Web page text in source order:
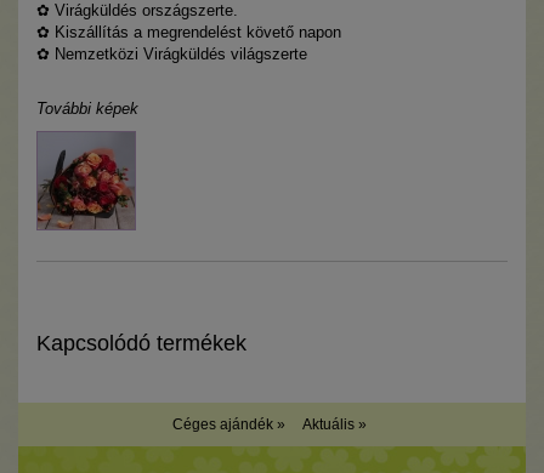
✿ Virágküldés országszerte.
✿ Kiszállítás a megrendelést követő napon
✿ Nemzetközi Virágküldés világszerte
További képek
Kapcsolódó termékek
Céges ajándék » Aktuális »